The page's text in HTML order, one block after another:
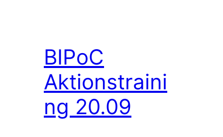
BIPoC
Aktionstraini
ng 20.09